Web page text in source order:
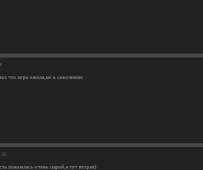
что игра ожила,но к сажелению
показалась очень сырой,а тут вторая)